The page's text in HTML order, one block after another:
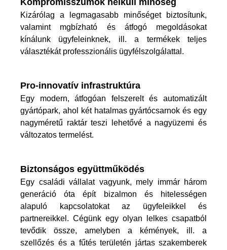
Kompromisszumok nélküli minőség
Kizárólag a legmagasabb minőséget biztosítunk,
valamint mgbízható és átfogó megoldásokat
kínálunk ügyfeleinknek, ill. a termékek teljes
választékát professzionális ügyfélszolgálattal.
Pro-innovatív infrastruktúra
Egy modern, átfogóan felszerelt és automatizált
gyártópark, ahol két hatalmas gyártócsarnok és egy
nagyméretű raktár teszi lehetővé a nagyüzemi és
változatos termelést.
Biztonságos együttműködés
Egy családi vállalat vagyunk, mely immár három
generáció óta épít bizalmon és hitelességen
alapuló kapcsolatokat az ügyfeleikkel és
partnereikkel. Cégünk egy olyan lelkes csapatból
tevődik össze, amelyben a kémények, ill. a
szellőzés és a fűtés területén jártas szakemberek